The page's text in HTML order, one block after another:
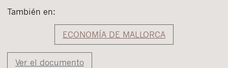
También en:
ECONOMÍA DE MALLORCA
Ver el documento